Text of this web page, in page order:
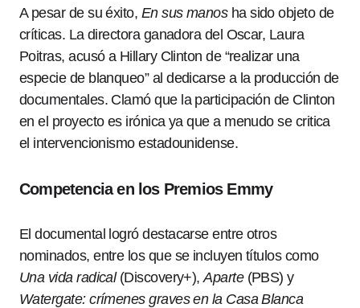
A pesar de su éxito, En sus manosha sido objeto de
críticas. La directora ganadora del Oscar, Laura
Poitras, acusó a Hillary Clinton de “realizar una
especie de blanqueo” al dedicarse a la producción de
documentales. Clamó que la participación de Clinton
en el proyecto es irónica ya que a menudo se critica
el intervencionismo estadounidense.
Competencia en los Premios Emmy
El documental logró destacarse entre otros
nominados, entre los que se incluyen títulos como
Una vida radical(Discovery+),Aparte(PBS) y
Watergate: crímenes graves en la Casa Blanca